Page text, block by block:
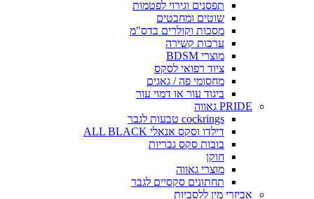
תפסנים וגירוי לפטמות
שוטים ומחבטים
מסכות וקולרים בדס"מ
ערכות קשירה
מוצרי BDSM
ציוד רפואי לסקס
מחסומי פה / גאגים
ביגוד עור או דמוי עור
PRIDE גאווה
cockrings טבעות לגבר
דילדו וסקס אנאלי ALL BLACK
בובות סקס גבריות
חוקן
מוצרי גאווה
תחתונים סקסיים לגבר
אביזרי מין ללסביות